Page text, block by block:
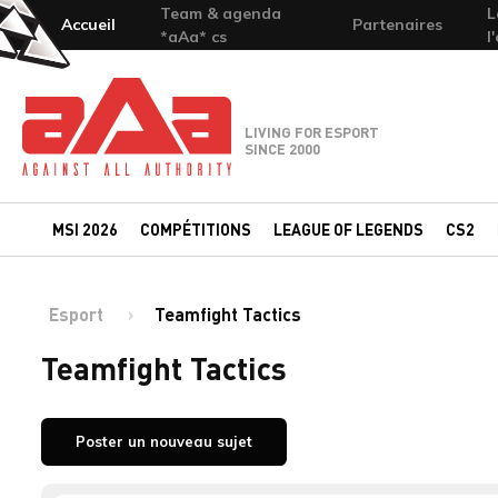
Accueil
Team & agenda
*aAa* cs
Partenaires
Team-aAa - against All authority
LIVING FOR ESPORT
SINCE 2000
MSI 2026 COMPÉTITIONS LEAGUE OF LEGENDS CS2
Esport Teamfight Tactics
Teamfight Tactics
Poster un nouveau sujet